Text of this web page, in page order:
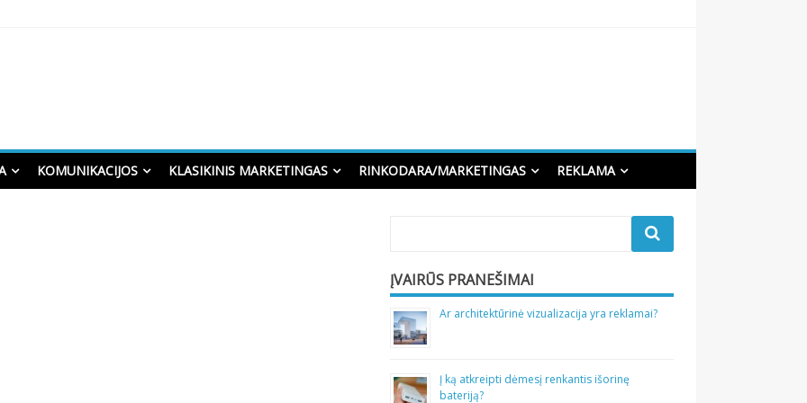
KOMUNIKACIJOS KLASIKINIS MARKETINGAS RINKODARA/MARKETINGAS REKLAMA
ĮVAIRŪS PRANEŠIMAI
Ar architektūrinė vizualizacija yra reklamai?
Į ką atkreipti dėmesį renkantis išorinę
bateriją?